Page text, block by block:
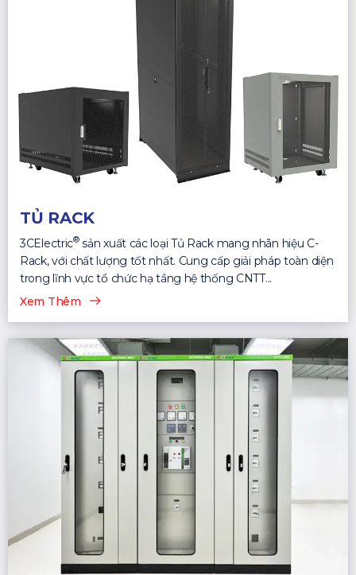
TỦ RACK
3CElectric®sản xuất các loại Tủ Rack mang nhãn hiệu C-
Rack, với chất lượng tốt nhất. Cung cấp giải pháp toàn diện
trong lĩnh vực tổ chức hạ tầng hệ thống CNTT...
Xem Thêm